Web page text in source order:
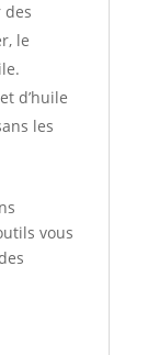
des
le
d’huile
les
vous